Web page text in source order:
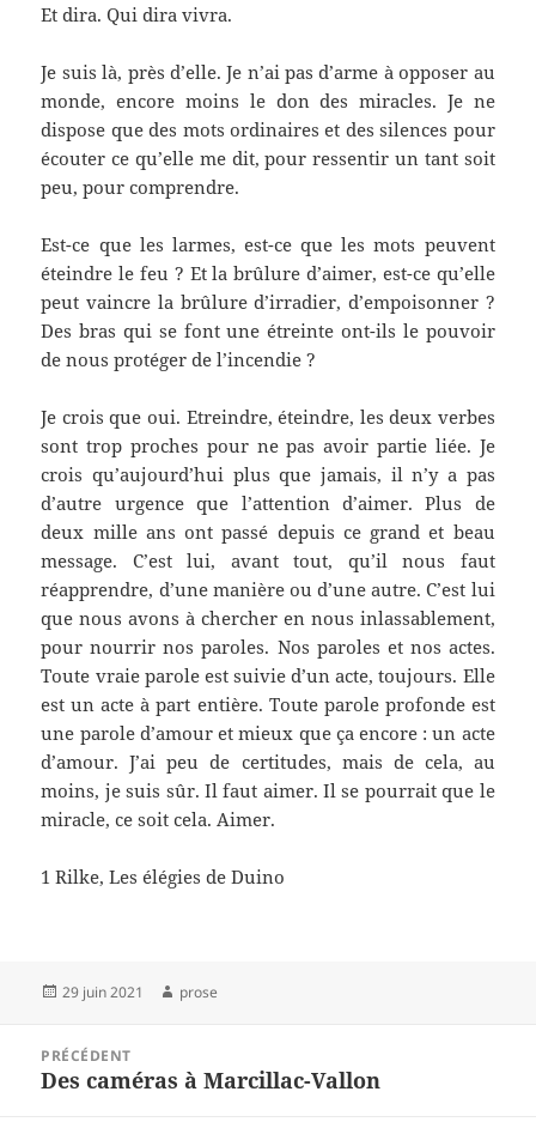
Et dira. Qui dira vivra.
Je suis là, près d’elle. Je n’ai pas d’arme à opposer au
monde, encore moins le don des miracles. Je ne
dispose que des mots ordinaires et des silences pour
écouter ce qu’elle me dit, pour ressentir un tant soit
peu, pour comprendre.
Est-ce que les larmes, est-ce que les mots peuvent
éteindre le feu ? Et la brûlure d’aimer, est-ce qu’elle
peut vaincre la brûlure d’irradier, d’empoisonner ?
Des bras qui se font une étreinte ont-ils le pouvoir
de nous protéger de l’incendie ?
Je crois que oui. Etreindre, éteindre, les deux verbes
sont trop proches pour ne pas avoir partie liée. Je
crois qu’aujourd’hui plus que jamais, il n’y a pas
d’autre urgence que l’attention d’aimer. Plus de
deux mille ans ont passé depuis ce grand et beau
message. C’est lui, avant tout, qu’il nous faut
réapprendre, d’une manière ou d’une autre. C’est lui
que nous avons à chercher en nous inlassablement,
pour nourrir nos paroles. Nos paroles et nos actes.
Toute vraie parole est suivie d’un acte, toujours. Elle
est un acte à part entière. Toute parole profonde est
une parole d’amour et mieux que ça encore : un acte
d’amour. J’ai peu de certitudes, mais de cela, au
moins, je suis sûr. Il faut aimer. Il se pourrait que le
miracle, ce soit cela. Aimer.
1 Rilke, Les élégies de Duino
Publié
29 juin 2021 Auteur
prose
l’article
PRÉCÉDENT
Article
Des caméras à Marcillac-Vallon